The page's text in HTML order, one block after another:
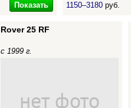
Показать 1150–3180 руб.
Rover 25 RF
с 1999 г.